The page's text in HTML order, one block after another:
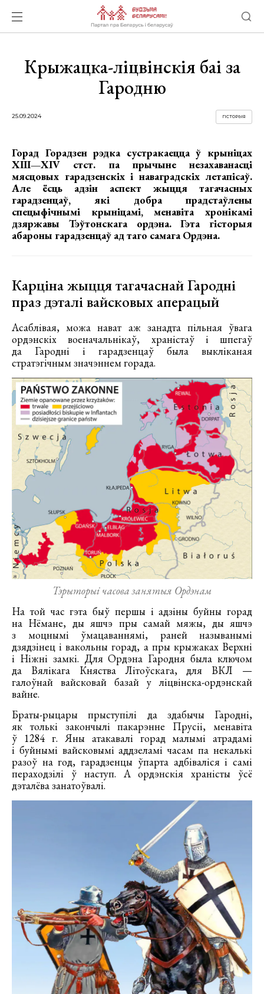
Крыжацка-ліцвінскія баі за
Гародню
25.09.2024 ГІСТОРЫЯ
Горад Горадзен рэдка сустракаецца ў крыніцах
ХІІІ—XIV стст. па прычыне незахаванасці
мясцовых гарадзенскіх і наваградскіх летапісаў.
Але ёсць адзін аспект жыцця тагачасных
гарадзенцаў, які добра прадстаўлены
спецыфічнымі крыніцамі, менавіта хронікамі
дзяржавы Тэўтонскага ордэна. Гэта гісторыя
абароны гарадзенцаў ад таго самага Ордэна.
Карціна жыцця тагачаснай Гародні
праз дэталі вайсковых аперацый
Асаблівая, можа нават аж занадта пільная ўвага
ордэнскіх военачальнікаў, храністаў і шпегаў
да Гародні і гарадзенцаў была выкліканая
стратэгічным значэннем горада.
Тэрыторыі часова занятыя Ордэнам
На той час гэта быў першы і адзіны буйны горад
на Нёмане, ды яшчэ пры самай мяжы, ды яшчэ
з моцнымі ўмацаваннямі, раней называнымі
дзядзінец і вакольны горад, а пры крыжаках Верхні
і Ніжні замкі. Для Ордэна Гародня была ключом
да Вялікага Княства Літоўскага, для ВКЛ —
галоўнай вайсковай базай у ліцвінска-ордэнскай
вайне.
Браты-рыцары прыступілі да здабычы Гародні,
як толькі закончылі пакарэнне Прусіі, менавіта
ў 1284 г. Яны атакавалі горад малымі атрадамі
і буйнымі вайсковымі аддзеламі часам па некалькі
разоў на год, гарадзенцы ўпарта адбіваліся і самі
пераходзілі ў наступ. А ордэнскія храністы ўсё
дэталёва занатоўвалі.